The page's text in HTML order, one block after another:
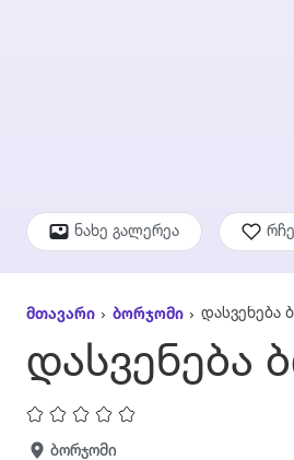
ნახე გალერეა
მთავარი ბორჯომი დასვენება
დასვენება
ბორჯომი